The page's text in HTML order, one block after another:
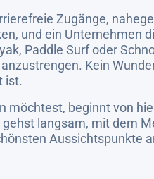
Zugänge,
und ein Unternehmen
Paddle Surf oder
Kein
ist.
möchtest, beginnt von
gehst langsam, mit dem
Aussichtspunkte